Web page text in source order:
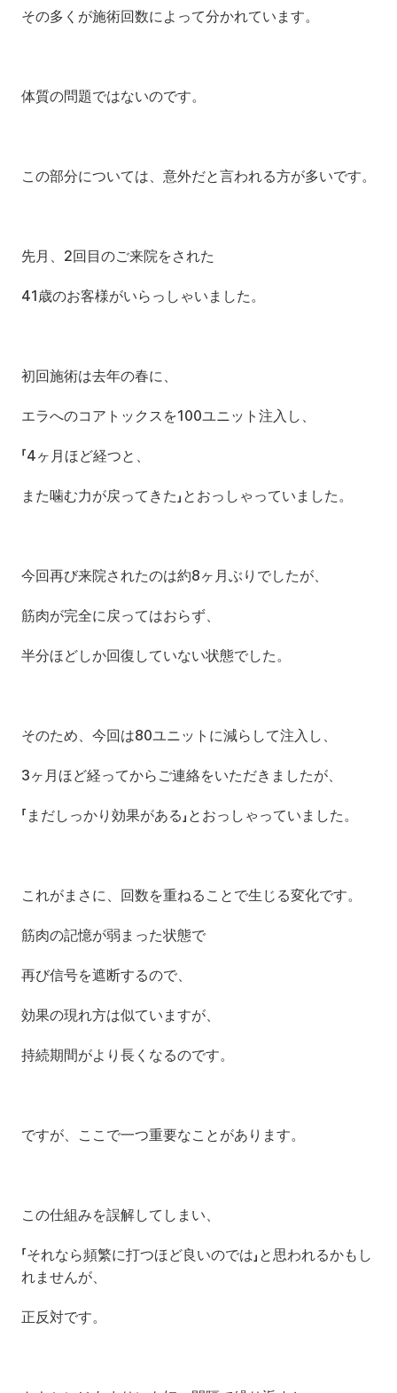
その多くが施術回数によって分かれています。
体質の問題ではないのです。
この部分については、意外だと言われる方が多いです。
先月、2回目のご来院をされた
41歳のお客様がいらっしゃいました。
初回施術は去年の春に、
エラへのコアトックスを100ユニット注入し、
「4ヶ月ほど経つと、
また噛む力が戻ってきた」とおっしゃっていました。
今回再び来院されたのは約8ヶ月ぶりでしたが、
筋肉が完全に戻ってはおらず、
半分ほどしか回復していない状態でした。
そのため、今回は80ユニットに減らして注入し、
3ヶ月ほど経ってからご連絡をいただきましたが、
「まだしっかり効果がある」とおっしゃっていました。
これがまさに、回数を重ねることで生じる変化です。
筋肉の記憶が弱まった状態で
再び信号を遮断するので、
効果の現れ方は似ていますが、
持続期間がより長くなるのです。
ですが、ここで一つ重要なことがあります。
この仕組みを誤解してしまい、
「それなら頻繁に打つほど良いのでは」と思われるかもし
れませんが、
正反対です。